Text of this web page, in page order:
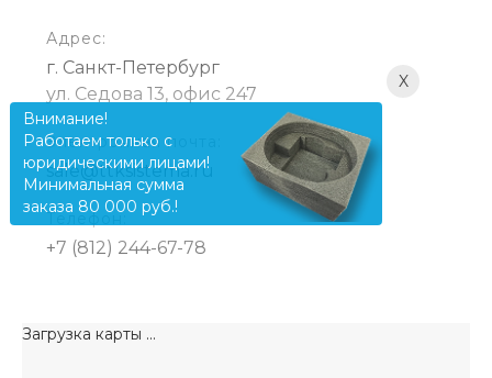
Адрес:
г. Санкт-Петербург
ул. Седова 13, офис 247
Электронная почта:
sale@ttksistema.ru
Телефон:
+7 (812) 244-67-78
Загрузка карты ...
X
Внимание!
Работаем только с
юридическими лицами!
Минимальная сумма
заказа 80 000 руб.!